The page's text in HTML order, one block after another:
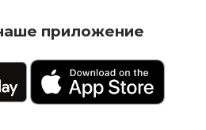
приложение